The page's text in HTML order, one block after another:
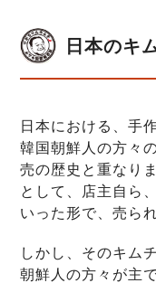
日本のキ
日本における、手
韓国朝鮮人の方々
売の歴史と重なり
として、店主自ら
いった形で、売ら
しかし、そのキム
朝鮮人の方々が主